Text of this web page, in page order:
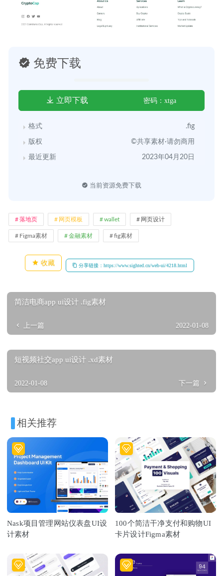
免费下载
立即下载 密码：xtga
格式 .fig
版权 ©共享素材·请勿商用
最近更新 2023年04月20日
当前资源免费下载
落地页 网页模板 wallet 网页设计
Figma素材 金融素材 fig素材
收藏 分享链接：https://www.sighted.cn/web-ui/4218.html
简洁电商app ui设计 .fig素材
上一篇 2022-01-08
短视频社交app ui设计 .xd素材
2022-01-08 下一篇
相关推荐
Nask项目管理网站仪表盘UI设
计素材
100个简洁干净支付和购物UI
卡片设计Figma素材